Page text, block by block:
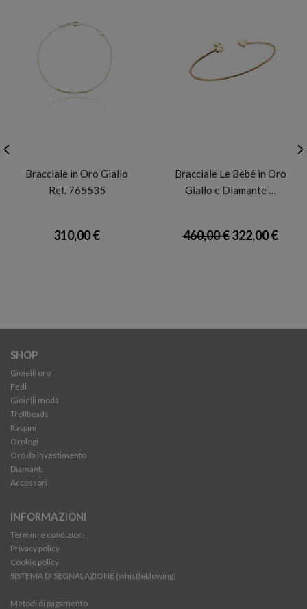
Bracciale in Oro Giallo
Ref. 765535
310,00 €
Bracciale Le Bebé in Oro
Giallo e Diamante …
460,00 €322,00 €
SHOP
Gioielli oro
Fedi
Gioielli moda
Trollbeads
Raspini
Orologi
Oro da investimento
Diamanti
Accessori
INFORMAZIONI
Termini e condizioni
Privacy policy
Cookie policy
SISTEMA DI SEGNALAZIONE (whistleblowing)
Metodi di pagamento